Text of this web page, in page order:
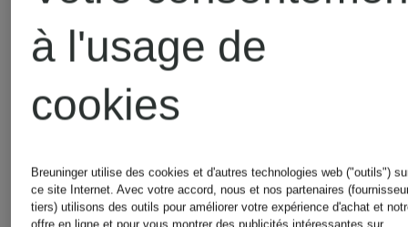
Combinaisons
pour Femmes
CostumesFemmes
à l'usage de
cookies
Breuninger utilise des cookies et d'autres technologies web ("outils")
ce site Internet. Avec votre accord, nous et nos partenaires
tiers) utilisons des outils pour améliorer votre expérience d'achat et
offre en ligne et pour vous montrer des publicités intéressantes sur